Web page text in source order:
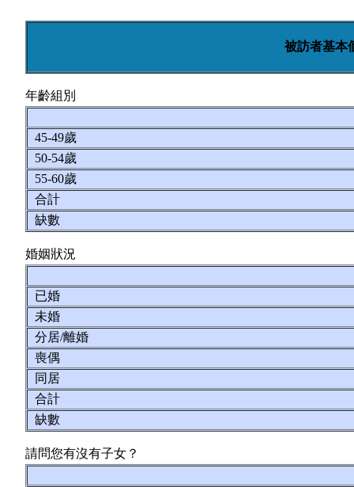
被訪者基本
年齡組別
45-49歲
50-54歲
55-60歲
合計
缺數
婚姻狀況
已婚
未婚
分居/離婚
喪偶
同居
合計
缺數
請問您有沒有子女？